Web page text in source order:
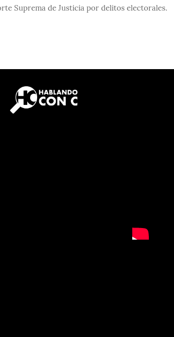
Suprema de Justicia por delitos electorales.